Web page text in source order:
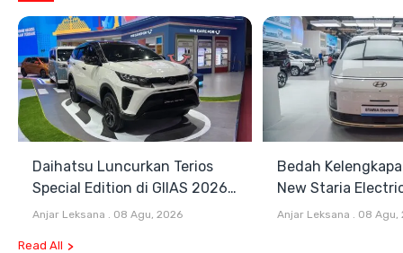
Daihatsu Luncurkan Terios
Special Edition di GIIAS 2026,
Stok Terbatas
Anjar Leksana 08 Agu, 2026
Bedah
New Staria
Hybrid yang
Anjar Leksana 08 Agu,
Read All